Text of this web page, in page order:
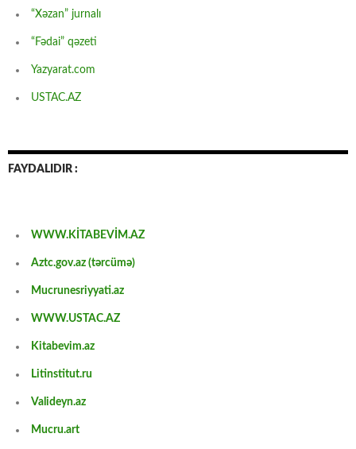
“Xəzan” jurnalı
“Fədai” qəzeti
Yazyarat.com
USTAC.AZ
FAYDALIDIR :
WWW.KİTABEVİM.AZ
Aztc.gov.az (tərcümə)
Mucrunesriyyati.az
WWW.USTAC.AZ
Kitabevim.az
Litinstitut.ru
Valideyn.az
Mucru.art